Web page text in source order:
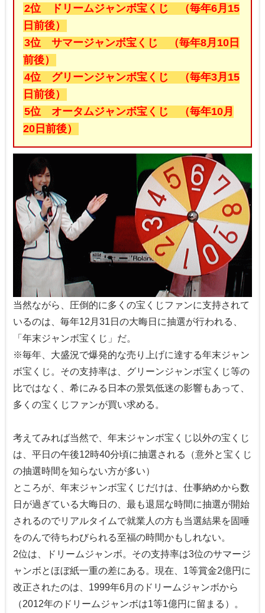
2位 ドリームジャンボ宝くじ （毎年6月15
日前後）
3位 サマージャンボ宝くじ （毎年8月10日
前後）
4位 グリーンジャンボ宝くじ （毎年3月15
日前後）
5位 オータムジャンボ宝くじ （毎年10月
20日前後）
当然ながら、圧倒的に多くの宝くじファンに支持されて
いるのは、毎年12月31日の大晦日に抽選が行われる、
「年末ジャンボ宝くじ」だ。
※毎年、大盛況で爆発的な売り上げに達する年末ジャン
ボ宝くじ。その支持率は、グリーンジャンボ宝くじ等の
比ではなく、希にみる日本の景気低迷の影響もあって、
多くの宝くじファンが買い求める。
考えてみれば当然で、年末ジャンボ宝くじ以外の宝くじ
は、平日の午後12時40分頃に抽選される（意外と宝くじ
の抽選時間を知らない方が多い）
ところが、年末ジャンボ宝くじだけは、仕事納めから数
日が過ぎている大晦日の、最も退屈な時間に抽選が開始
されるのでリアルタイムで就業人の方も当選結果を固唾
をのんで待ちわびられる至福の時間かもしれない。
2位は、ドリームジャンボ。その支持率は3位のサマージ
ャンボとほぼ紙一重の差にある。現在、1等賞金2億円に
改正されたのは、1999年6月のドリームジャンボから
（2012年のドリームジャンボは1等1億円に留まる）。